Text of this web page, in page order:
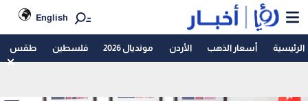
English
الرئيسية أسعار الذهب الأردن مونديال 2026 فلسطين طقس